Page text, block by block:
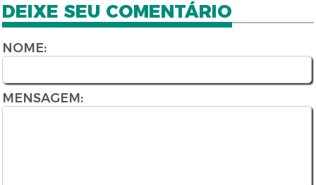
DEIXE SEU COMENTÁRIO
NOME:
MENSAGEM: